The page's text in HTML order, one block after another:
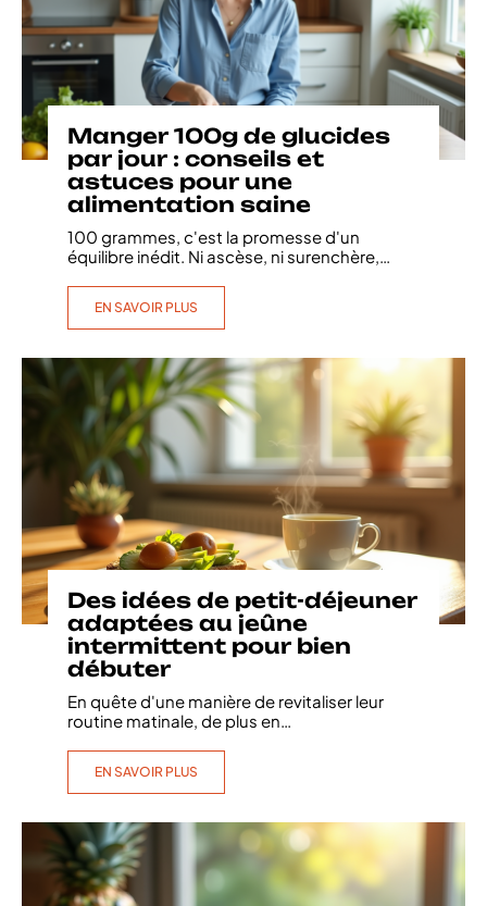
Manger 100g de glucides
par jour : conseils et
astuces pour une
alimentation saine
100 grammes, c'est la promesse d'un
équilibre inédit. Ni ascèse, ni surenchère,
EN SAVOIR PLUS
Des idées de petit-déjeuner
adaptées au jeûne
intermittent pour bien
débuter
En quête d'une manière de revitaliser leur
routine matinale, de plus en
EN SAVOIR PLUS